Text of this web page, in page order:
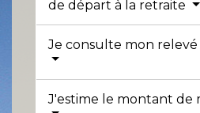
de départ à la retraite
Je consulte mon
J'estime le montant de